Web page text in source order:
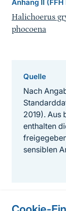
Anhang II
Halichoerus
phocoena
Quelle
Nach
2019). Aus
enthalten
sensiblen